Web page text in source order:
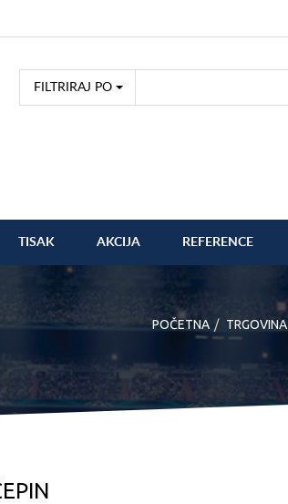
FILTRIRAJ PO
TISAK AKCIJA REFERENCE
POČETNA TRGOVINA